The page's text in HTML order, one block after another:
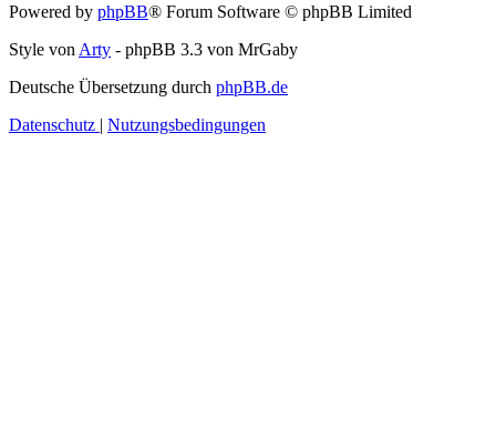
Powered by phpBB® Forum Software © phpBB Limited
Style von Arty - phpBB 3.3 von MrGaby
Deutsche Übersetzung durch phpBB.de
Datenschutz | Nutzungsbedingungen